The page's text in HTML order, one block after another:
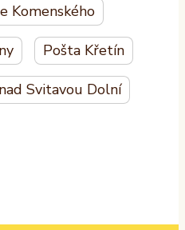
Komenského
Pošta Křetín
Svitavou Dolní